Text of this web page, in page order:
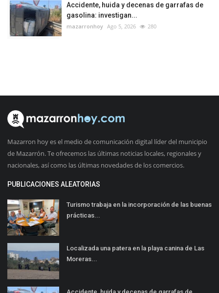
Accidente, huida y decenas de garrafas de
gasolina: investigan...
mazarronhoy Ago 5, 2026 280
Mazarron hoy es el medio de comunicación digital líder del municipio
de Mazarrón. Te ofrecemos las últimas noticias locales, regionales y
nacionales, así como las últimas novedades de los comercios.
PUBLICACIONES ALEATORIAS
Turismo trabaja en la incorporación de las buenas
prácticas...
Localizada una patera en la playa canina de Las
Moreras...